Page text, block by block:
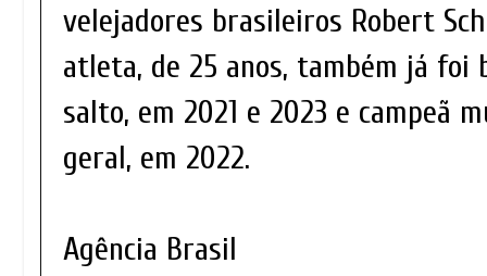
velejadores brasileiros Robert
atleta, de 25 anos, também já foi
salto, em 2021 e 2023 e campeã
geral, em 2022.
Agência Brasil